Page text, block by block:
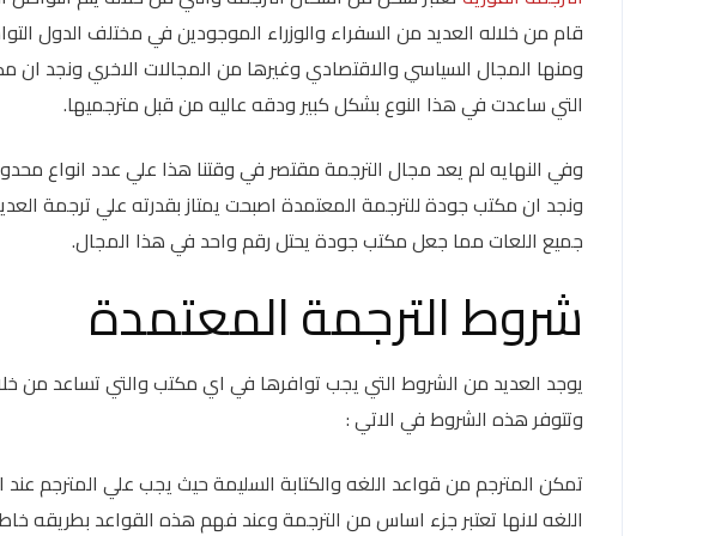
قام من خلاله العديد من السفراء والوزراء الموجودين في مختلف الدول
ومنها المجال السياسي والاقتصادي وغيرها من المجالات الاخري ونجد
التي ساعدت في هذا النوع بشكل كبير ودقه عاليه من قبل مترجميها.
وفي النهايه لم يعد مجال الترجمة مقتصر في وقتنا هذا علي عدد انواع
ونجد ان مكتب جودة للترجمة المعتمدة اصبحت يمتاز بقدرته علي ترجمة
جميع اللعات مما جعل مكتب جودة يحتل رقم واحد في هذا المجال.
شروط الترجمة المعتمدة
يوجد العديد من الشروط التي يجب توافرها في اي مكتب والتي تساعد من
وتتوفر هذه الشروط في الاتي :
تمكن المترجم من قواعد اللغه والكتابة السليمة حيث يجب علي المترجم عند
اللغه لانها تعتبر جزء اساس من الترجمة وعند فهم هذه القواعد بطريقه